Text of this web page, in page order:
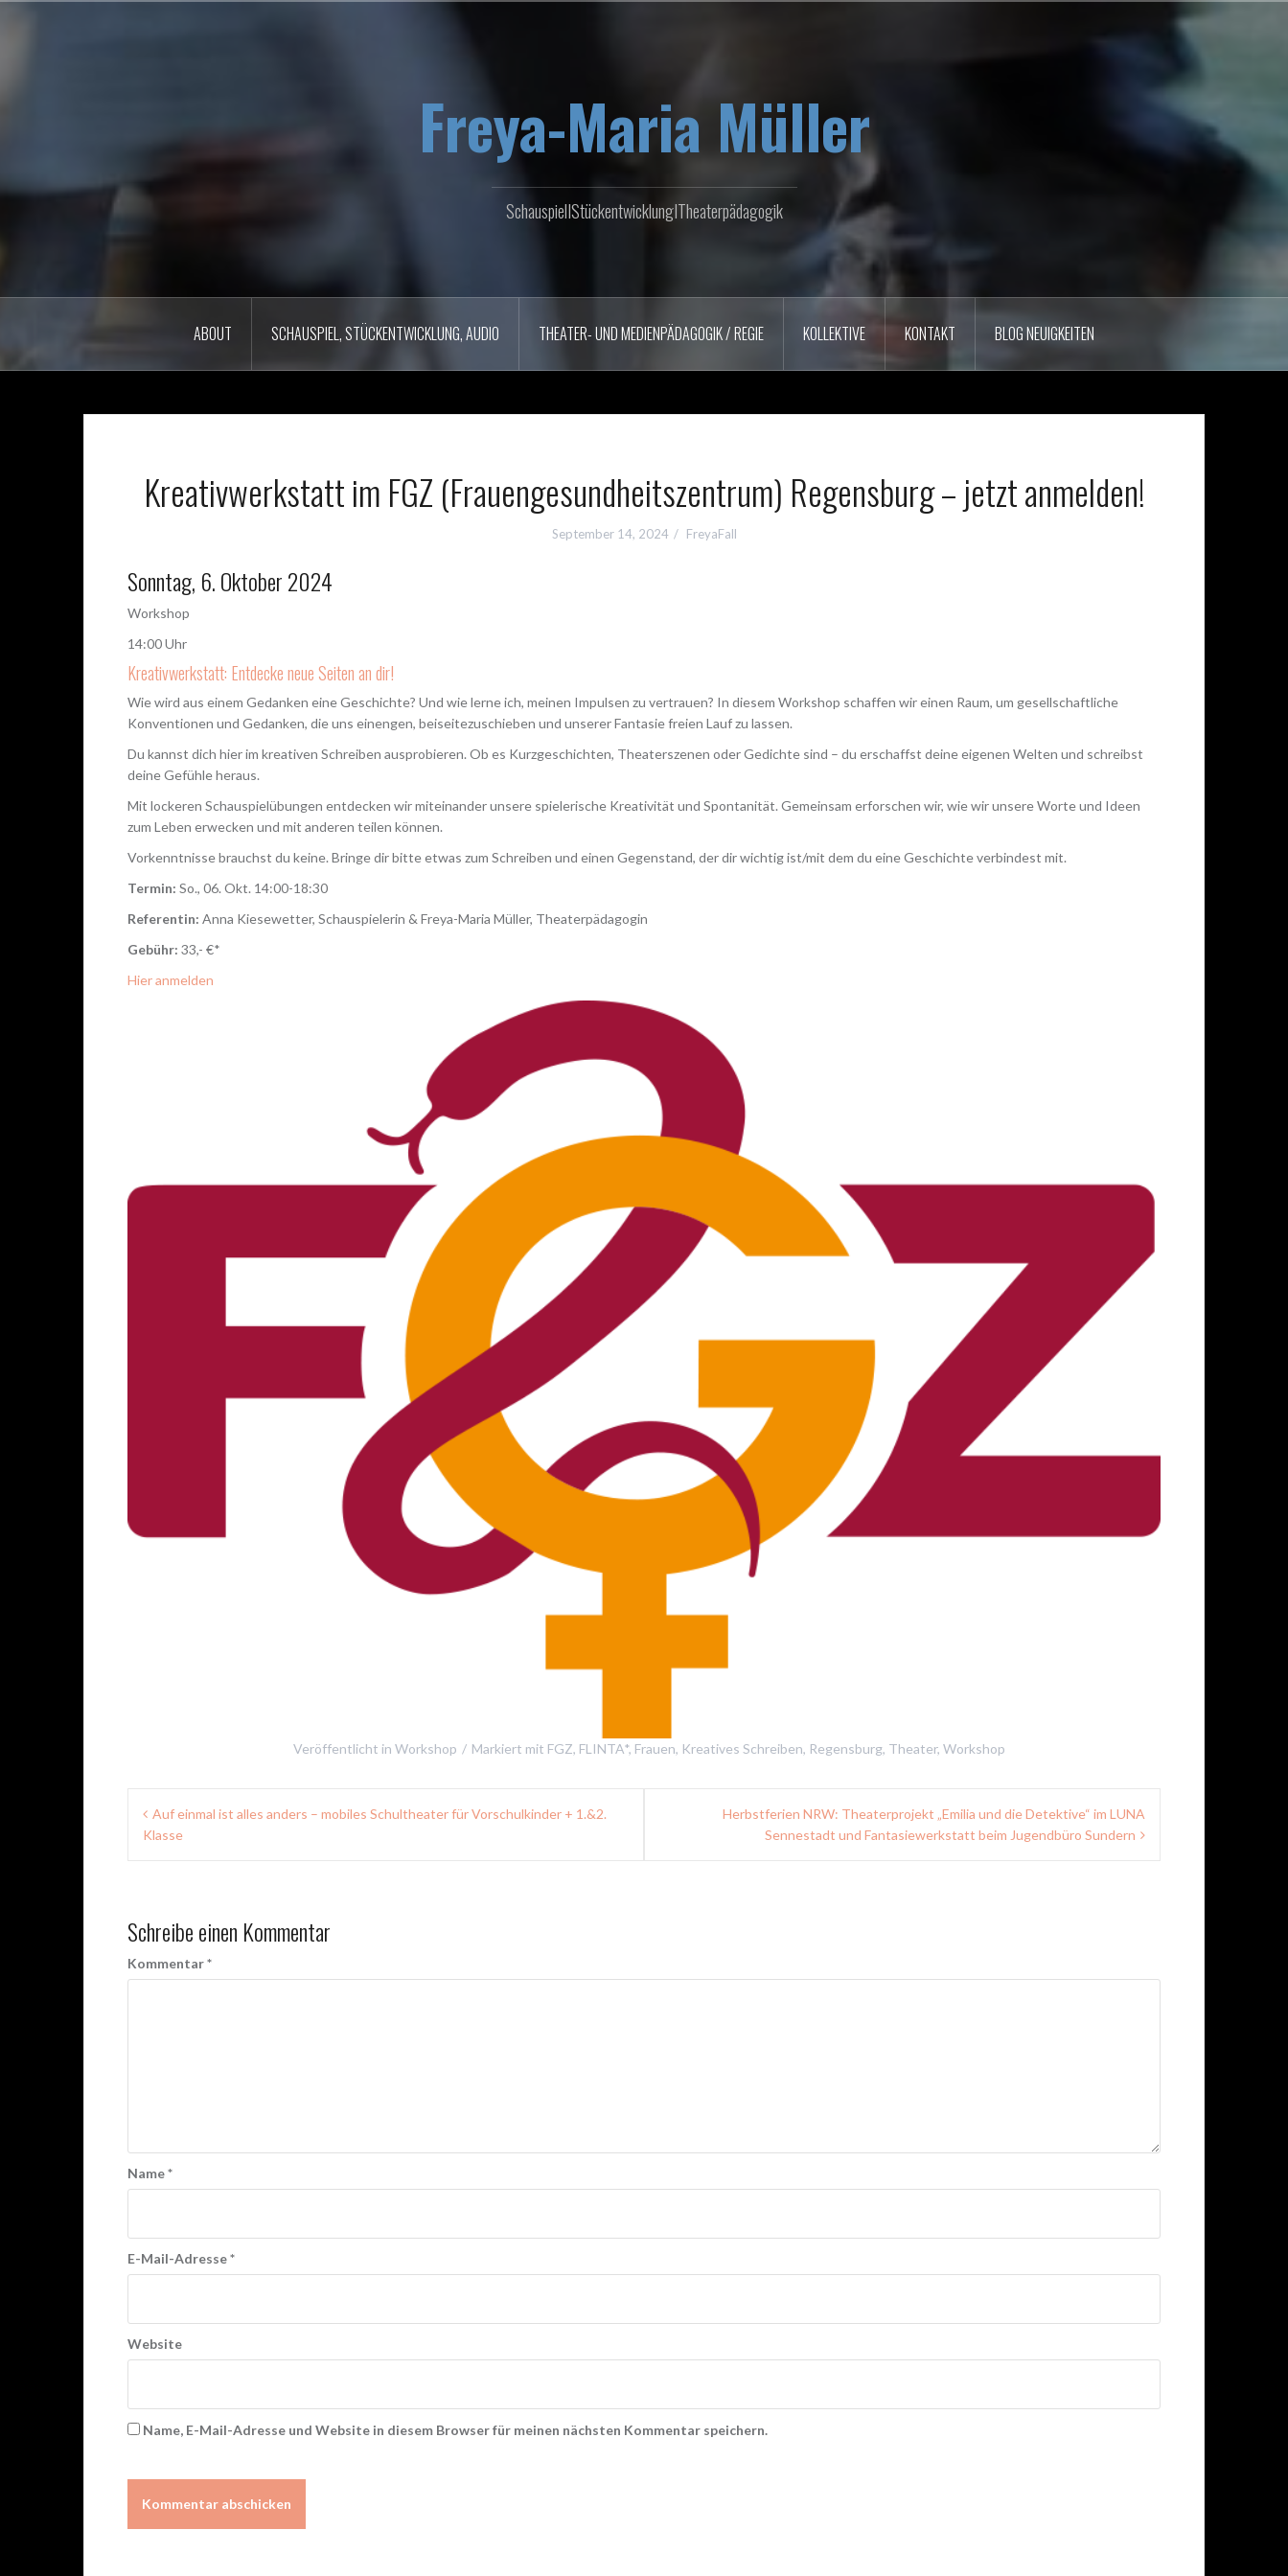
Freya-Maria Müller
SchauspielIStückentwicklungITheaterpädagogik
ABOUT SCHAUSPIEL, STÜCKENTWICKLUNG, AUDIO THEATER- UND MEDIENPÄDAGOGIK / REGIE KOLLEKTIVE KONTAKT BLOG NEUIGKEITEN
Kreativwerkstatt im FGZ (Frauengesundheitszentrum) Regensburg – jetzt anmelden!
September 14, 2024 FreyaFall
Sonntag, 6. Oktober 2024
Workshop
14:00 Uhr
Kreativwerkstatt: Entdecke neue Seiten an dir!
Wie wird aus einem Gedanken eine Geschichte? Und wie lerne ich, meinen Impulsen zu vertrauen? In diesem Workshop schaffen wir einen Raum, um gesellschaftliche
Konventionen und Gedanken, die uns einengen, beiseitezuschieben und unserer Fantasie freien Lauf zu lassen.
Du kannst dich hier im kreativen Schreiben ausprobieren. Ob es Kurzgeschichten, Theaterszenen oder Gedichte sind – du erschaffst deine eigenen Welten und schreibst
deine Gefühle heraus.
Mit lockeren Schauspielübungen entdecken wir miteinander unsere spielerische Kreativität und Spontanität. Gemeinsam erforschen wir, wie wir unsere Worte und Ideen
zum Leben erwecken und mit anderen teilen können.
Vorkenntnisse brauchst du keine. Bringe dir bitte etwas zum Schreiben und einen Gegenstand, der dir wichtig ist/mit dem du eine Geschichte verbindest mit.
Termin: So., 06. Okt. 14:00-18:30
Referentin: Anna Kiesewetter, Schauspielerin & Freya-Maria Müller, Theaterpädagogin
Gebühr: 33,- €*
Hier anmelden
Veröffentlicht in Workshop Markiert mit FGZ, FLINTA*, Frauen, Kreatives Schreiben, Regensburg, Theater, Workshop
Beitragsnavigation
Auf einmal ist alles anders – mobiles Schultheater für Vorschulkinder + 1.&2.
Klasse
Herbstferien NRW: Theaterprojekt „Emilia und die Detektive“ im LUNA
Sennestadt und Fantasiewerkstatt beim Jugendbüro Sundern
Schreibe einen Kommentar
Kommentar*
Name*
E-Mail-Adresse*
Website
Name, E-Mail-Adresse und Website in diesem Browser für meinen nächsten Kommentar speichern.